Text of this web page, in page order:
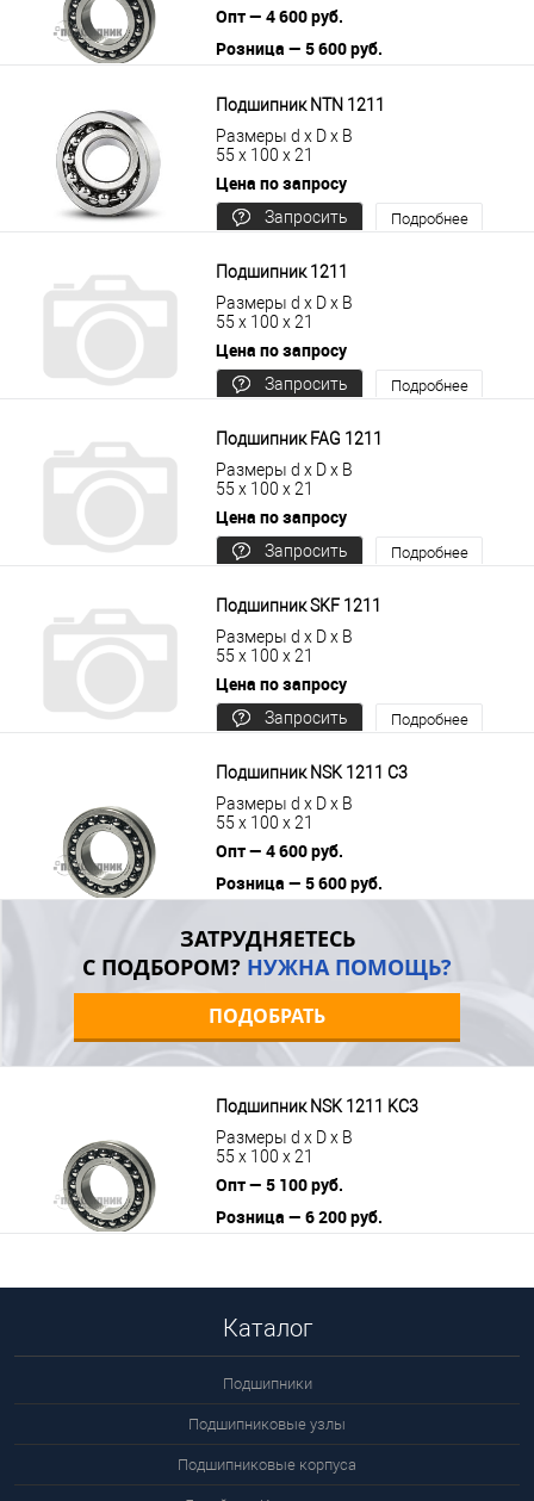
Опт — 4 600 руб.
Розница — 5 600 руб.
Подшипник NTN 1211
Размеры d x D x B
55 x 100 x 21
Цена по запросу
Запросить
Подробнее
Подшипник 1211
Размеры d x D x B
55 x 100 x 21
Цена по запросу
Запросить
Подробнее
Подшипник FAG 1211
Размеры d x D x B
55 x 100 x 21
Цена по запросу
Запросить
Подробнее
Подшипник SKF 1211
Размеры d x D x B
55 x 100 x 21
Цена по запросу
Запросить
Подробнее
Подшипник NSK 1211 C3
Размеры d x D x B
55 x 100 x 21
Опт — 4 600 руб.
Розница — 5 600 руб.
ЗАТРУДНЯЕТЕСЬ
С ПОДБОРОМ? НУЖНА ПОМОЩЬ?
ПОДОБРАТЬ
Подшипник NSK 1211 KС3
Размеры d x D x B
55 x 100 x 21
Опт — 5 100 руб.
Розница — 6 200 руб.
Каталог
Подшипники
Подшипниковые узлы
Подшипниковые корпуса